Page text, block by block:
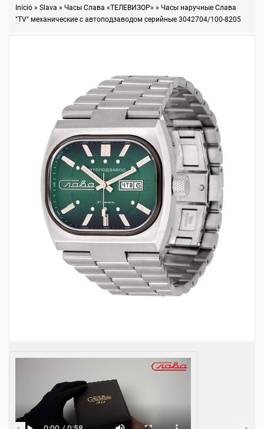
Inicio » Slava » Часы Слава «ТЕЛЕВИЗОР» » Часы наручные Слава
"TV" механические с автоподзаводом серийные 3042704/100-8205